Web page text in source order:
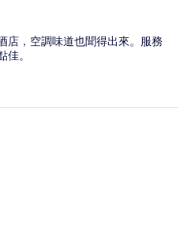
店，空調味道也聞得出來。服務
。